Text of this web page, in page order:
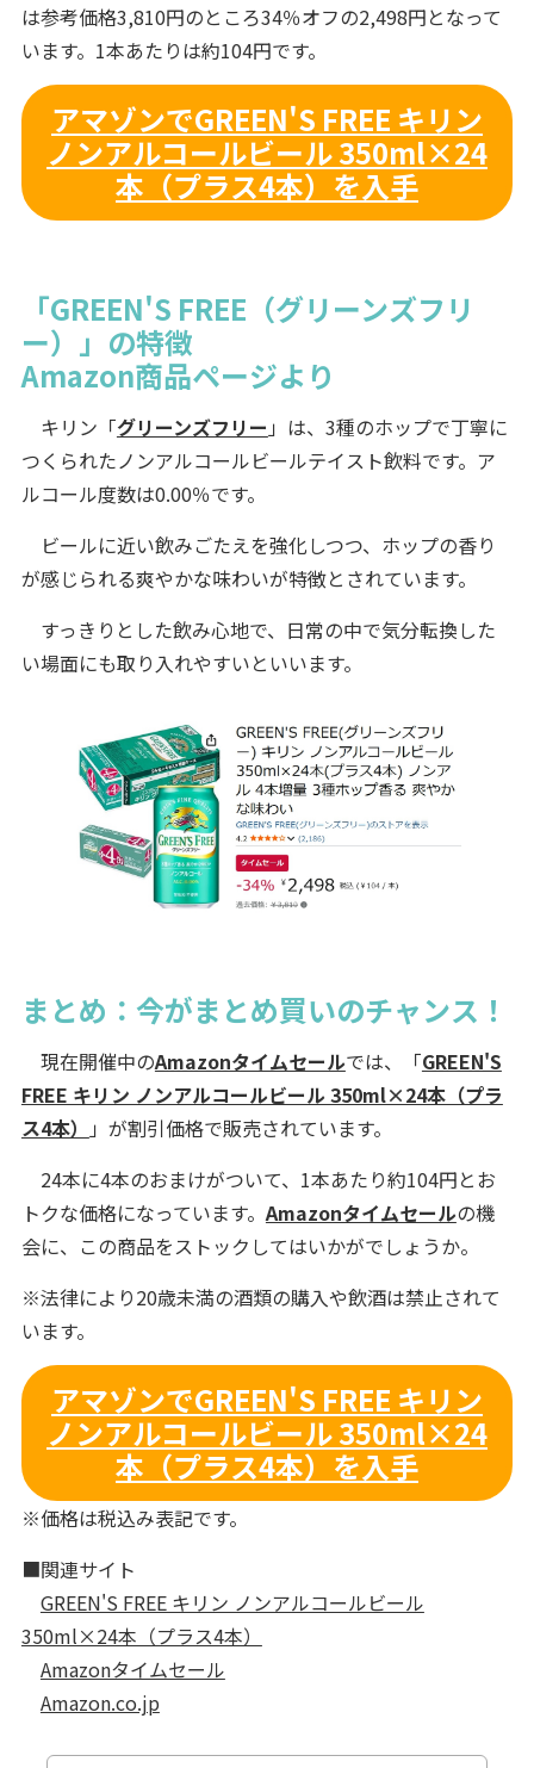
は参考価格3,810円のところ34％オフの2,498円となって
います。1本あたりは約104円です。
アマゾンでGREEN'S FREE キリン
ノンアルコールビール 350ml×24
本（プラス4本）を入手
「GREEN'S FREE（グリーンズフリ
ー）」の特徴
Amazon商品ページより
キリン「グリーンズフリー 」は、3種のホップで丁寧に
つくられたノンアルコールビールテイスト飲料です。ア
ルコール度数は0.00％です。
ビールに近い飲みごたえを強化しつつ、ホップの香り
が感じられる爽やかな味わいが特徴とされています。
すっきりとした飲み心地で、日常の中で気分転換した
い場面にも取り入れやすいといいます。
まとめ：今がまとめ買いのチャンス！
現在開催中のAmazonタイムセールでは、「GREEN'S
FREE キリン ノンアルコールビール 350ml×24本（プラ
ス4本）
」が割引価格で販売されています。
24本に4本のおまけがついて、1本あたり約104円とお
トクな価格になっています。Amazonタイムセールの機
会に、この商品をストックしてはいかがでしょうか。
※法律により20歳未満の酒類の購入や飲酒は禁止されて
います。
アマゾンでGREEN'S FREE キリン
ノンアルコールビール 350ml×24
本（プラス4本）を入手
※価格は税込み表記です。
■関連サイト
GREEN'S FREE キリン ノンアルコールビール
350ml×24本（プラス4本）
Amazonタイムセール
Amazon.co.jp